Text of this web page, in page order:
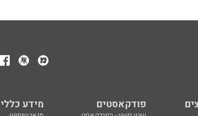
פודקאסטים מידע כללי